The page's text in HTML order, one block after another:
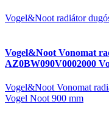
Vogel&Noot radiátor
Vogel&Noot Vonomat
AZ0BW090V0002000
Vogel&Noot Vonomat
Vogel Noot 900 mm